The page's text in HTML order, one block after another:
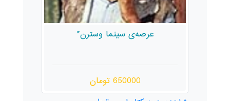
عرصه‌ی سینما وسترن*
650000 تومان